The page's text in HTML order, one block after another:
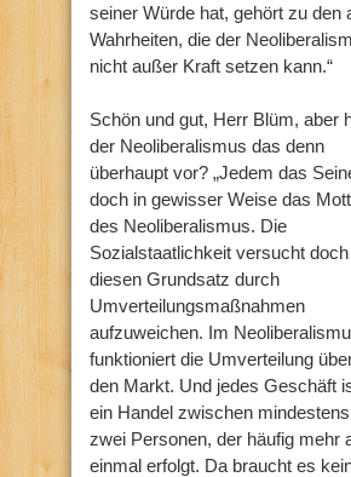
seiner Würde hat, gehört zu den
Wahrheiten, die der
nicht außer Kraft setzen kann.“
Schön und gut, Herr Blüm, aber
der Neoliberalismus das denn
überhaupt vor? „Jedem das
doch in gewisser Weise das
des Neoliberalismus. Die
Sozialstaatlichkeit versucht doch
diesen Grundsatz durch
Umverteilungsmaßnahmen
aufzuweichen. Im
funktioniert die Umverteilung
den Markt. Und jedes Geschäft
ein Handel zwischen mindestens
zwei Personen, der häufig mehr
einmal erfolgt. Da braucht es